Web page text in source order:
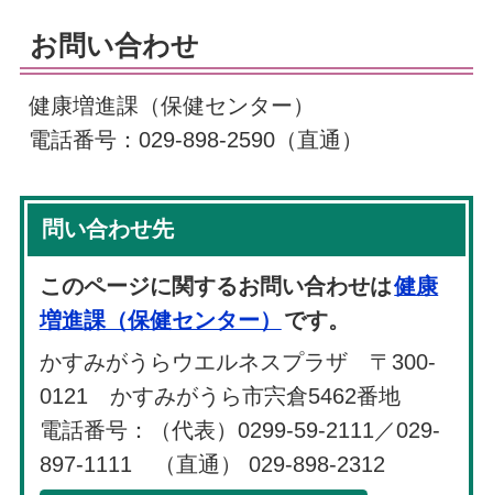
お問い合わせ
健康増進課（保健センター）
電話番号：029-898-2590（直通）
問い合わせ先
このページに関するお問い合わせは健康
増進課（保健センター）
です。
かすみがうらウエルネスプラザ 〒300-
0121 かすみがうら市宍倉5462番地
電話番号：（代表）0299-59-2111／029-
897-1111 （直通） 029-898-2312